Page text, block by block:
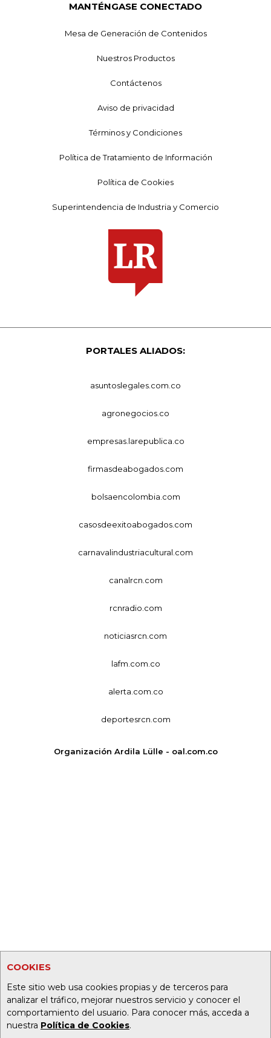
COOKIES
Este sitio web usa cookies propias y de terceros para
analizar el tráfico, mejorar nuestros servicio y conocer el
comportamiento del usuario. Para conocer más, acceda a
nuestra Política de Cookies.
MANTÉNGASE CONECTADO
Mesa de Generación de Contenidos
Nuestros Productos
Contáctenos
Aviso de privacidad
Términos y Condiciones
Política de Tratamiento de Información
Política de Cookies
Superintendencia de Industria y Comercio
PORTALES ALIADOS:
asuntoslegales.com.co
agronegocios.co
empresas.larepublica.co
firmasdeabogados.com
bolsaencolombia.com
casosdeexitoabogados.com
carnavalindustriacultural.com
canalrcn.com
rcnradio.com
noticiasrcn.com
lafm.com.co
alerta.com.co
deportesrcn.com
Organización Ardila Lülle - oal.com.co